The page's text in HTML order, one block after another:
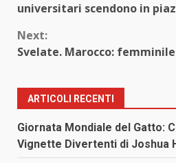
Reading
universitari scendono in
Next:
Svelate. Marocco:
ARTICOLI RECENTI
Giornata Mondiale del Gatto:
Vignette Divertenti di Joshua